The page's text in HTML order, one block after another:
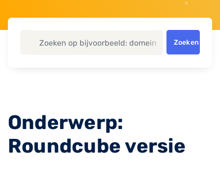
Zoeken
Onderwerp:
Roundcube versie